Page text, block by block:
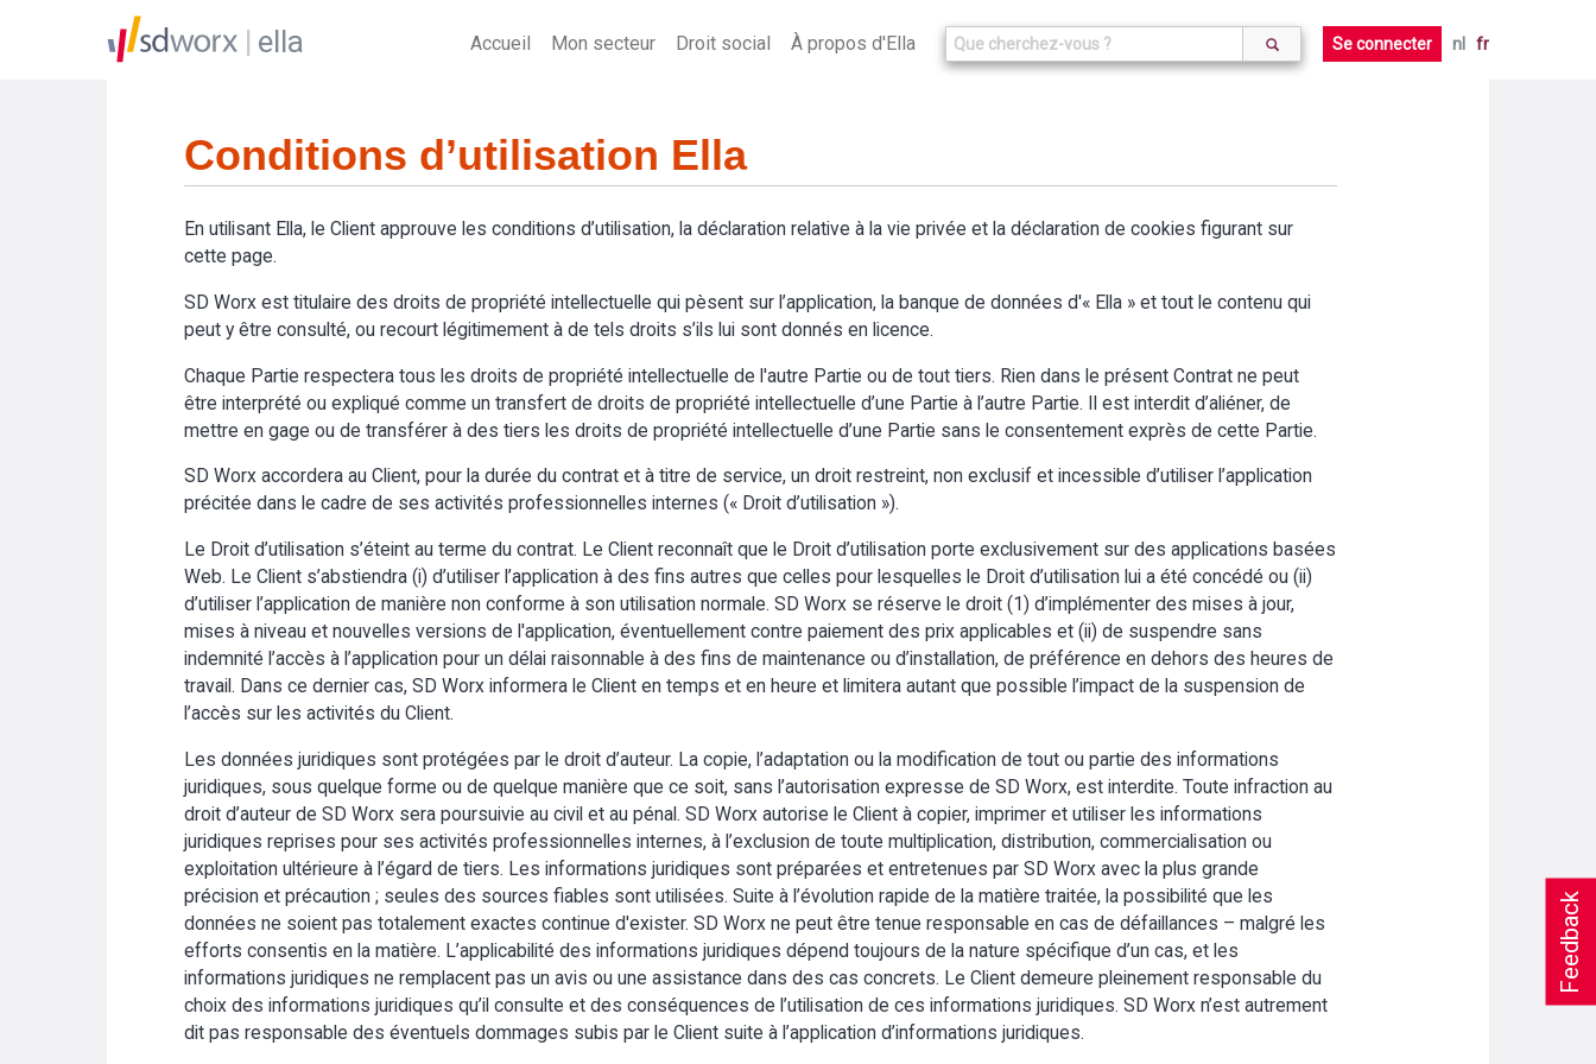
Feedback
ella Accueil Mon secteur Droit social À propos d'Ella Se connecter nl fr
Conditions d’utilisation Ella
En utilisant Ella, le Client approuve les conditions d’utilisation, la déclaration relative à la vie privée et la déclaration de cookies figurant sur
cette page.
SD Worx est titulaire des droits de propriété intellectuelle qui pèsent sur l’application, la banque de données d'« Ella » et tout le contenu qui
peut y être consulté, ou recourt légitimement à de tels droits s’ils lui sont donnés en licence.
Chaque Partie respectera tous les droits de propriété intellectuelle de l'autre Partie ou de tout tiers. Rien dans le présent Contrat ne peut
être interprété ou expliqué comme un transfert de droits de propriété intellectuelle d’une Partie à l’autre Partie. Il est interdit d’aliéner, de
mettre en gage ou de transférer à des tiers les droits de propriété intellectuelle d’une Partie sans le consentement exprès de cette Partie.
SD Worx accordera au Client, pour la durée du contrat et à titre de service, un droit restreint, non exclusif et incessible d’utiliser l’application
précitée dans le cadre de ses activités professionnelles internes (« Droit d’utilisation »).
Le Droit d’utilisation s’éteint au terme du contrat. Le Client reconnaît que le Droit d’utilisation porte exclusivement sur des applications basées
Web. Le Client s’abstiendra (i) d’utiliser l’application à des fins autres que celles pour lesquelles le Droit d’utilisation lui a été concédé ou (ii)
d’utiliser l’application de manière non conforme à son utilisation normale. SD Worx se réserve le droit (1) d’implémenter des mises à jour,
mises à niveau et nouvelles versions de l'application, éventuellement contre paiement des prix applicables et (ii) de suspendre sans
indemnité l’accès à l’application pour un délai raisonnable à des fins de maintenance ou d’installation, de préférence en dehors des heures de
travail. Dans ce dernier cas, SD Worx informera le Client en temps et en heure et limitera autant que possible l’impact de la suspension de
l’accès sur les activités du Client.
Les données juridiques sont protégées par le droit d’auteur. La copie, l’adaptation ou la modification de tout ou partie des informations
juridiques, sous quelque forme ou de quelque manière que ce soit, sans l’autorisation expresse de SD Worx, est interdite. Toute infraction au
droit d’auteur de SD Worx sera poursuivie au civil et au pénal. SD Worx autorise le Client à copier, imprimer et utiliser les informations
juridiques reprises pour ses activités professionnelles internes, à l’exclusion de toute multiplication, distribution, commercialisation ou
exploitation ultérieure à l’égard de tiers. Les informations juridiques sont préparées et entretenues par SD Worx avec la plus grande
précision et précaution ; seules des sources fiables sont utilisées. Suite à l’évolution rapide de la matière traitée, la possibilité que les
données ne soient pas totalement exactes continue d'exister. SD Worx ne peut être tenue responsable en cas de défaillances – malgré les
efforts consentis en la matière. L’applicabilité des informations juridiques dépend toujours de la nature spécifique d’un cas, et les
informations juridiques ne remplacent pas un avis ou une assistance dans des cas concrets. Le Client demeure pleinement responsable du
choix des informations juridiques qu’il consulte et des conséquences de l’utilisation de ces informations juridiques. SD Worx n’est autrement
dit pas responsable des éventuels dommages subis par le Client suite à l’application d’informations juridiques.